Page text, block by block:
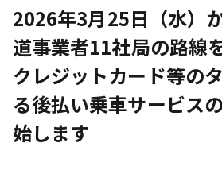
2026年3月25日（水）
道事業者11社局の路線
クレジットカード等の
る後払い乗車サービス
始します